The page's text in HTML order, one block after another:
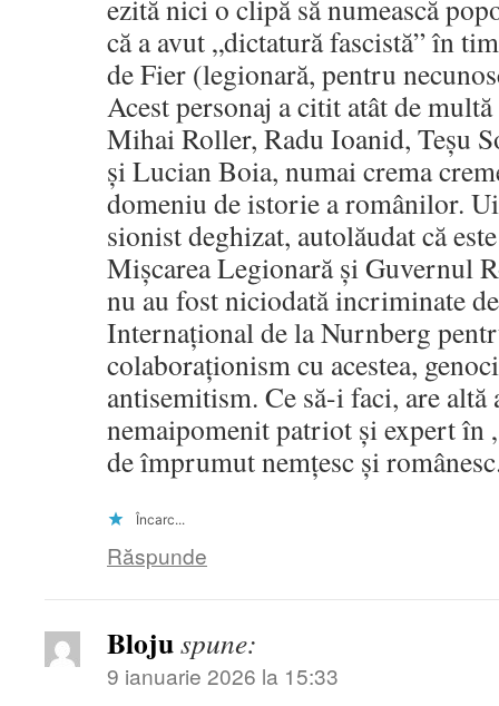
ezită nici o clipă să numească
că a avut „dictatură fascistă” în
de Fier (legionară, pentru
Acest personaj a citit atât de
Mihai Roller, Radu Ioanid, Teșu
și Lucian Boia, numai crema
domeniu de istorie a românilor.
sionist deghizat, autolăudat că
Mișcarea Legionară și Guvernul
nu au fost niciodată incriminate
Internațional de la Nurnberg
colaboraționism cu acestea,
antisemitism. Ce să-i faci, are altă
nemaipomenit patriot și expert în
de împrumut nemțesc și
Încarc...
Răspunde
Blojuspune:
9 ianuarie 2026 la 15:33